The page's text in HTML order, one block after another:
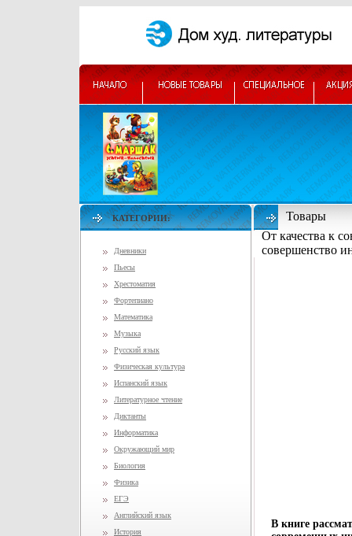
КАТЕГОРИИ:
Дневники
Пьесы
Хрестоматия
Фортепиано
Математика
Музыка
Русский язык
Физическая культура
Испанский язык
Литературное чтение
Диктанты
Информатика
Окружающий мир
Биология
Физика
ЕГЭ
Английский язык
История
Товары
От качества к
совершенство
В книге